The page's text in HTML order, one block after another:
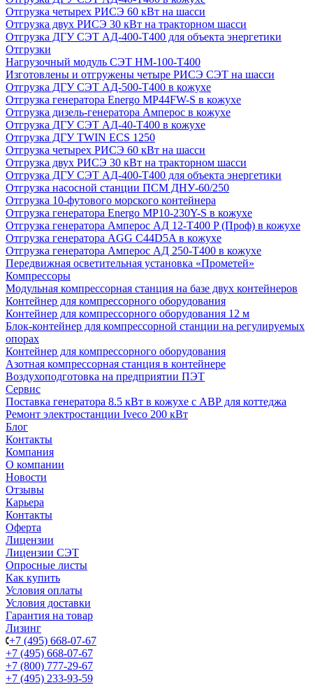
Отгрузка четырех РИСЭ 60 кВт на шасси
Отгрузка двух РИСЭ 30 кВт на тракторном шасси
Отгрузка ДГУ СЭТ АД-400-Т400 для объекта энергетики
Отгрузки
Нагрузочный модуль СЭТ НМ-100-Т400
Изготовлены и отгружены четыре РИСЭ СЭТ на шасси
Отгрузка ДГУ СЭТ АД-500-Т400 в кожухе
Отгрузка генератора Energo MP44FW-S в кожухе
Отгрузка дизель-генератора Амперос в кожухе
Отгрузка ДГУ СЭТ АД-40-Т400 в кожухе
Отгрузка ДГУ TWIN ECS 1250
Отгрузка четырех РИСЭ 60 кВт на шасси
Отгрузка двух РИСЭ 30 кВт на тракторном шасси
Отгрузка ДГУ СЭТ АД-400-Т400 для объекта энергетики
Отгрузка насосной станции ПСМ ДНУ-60/250
Отгрузка 10-футового морского контейнера
Отгрузка генератора Energo MP10-230Y-S в кожухе
Отгрузка генератора Амперос АД 12-Т400 P (Проф) в кожухе
Отгрузка генератора AGG C44D5A в кожухе
Отгрузка генератора Амперос АД 250-Т400 в кожухе
Передвижная осветительная установка «Прометей»
Компрессоры
Модульная компрессорная станция на базе двух контейнеров
Контейнер для компрессорного оборудования
Контейнер для компрессорного оборудования 12 м
Блок-контейнер для компрессорной станции на регулируемых
опорах
Контейнер для компрессорного оборудования
Азотная компрессорная станция в контейнере
Воздухоподготовка на предприятии ПЭТ
Сервис
Поставка генератора 8.5 кВт в кожухе с АВР для коттеджа
Ремонт электростанции Iveco 200 кВт
Блог
Контакты
Компания
О компании
Новости
Отзывы
Карьера
Контакты
Оферта
Лицензии
Лицензии СЭТ
Опросные листы
Как купить
Условия оплаты
Условия доставки
Гарантия на товар
Лизинг
+7 (495) 668-07-67
+7 (495) 668-07-67
+7 (800) 777-29-67
+7 (495) 233-93-59